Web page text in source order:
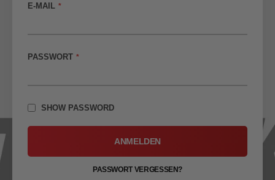
E-MAIL
PASSWORT
SHOW PASSWORD
ANMELDEN
PASSWORT VERGESSEN?